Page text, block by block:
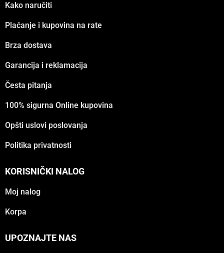
Kako naručiti
Plaćanje i kupovina na rate
Brza dostava
Garancija i reklamacija
Česta pitanja
100% sigurna Online kupovina
Opšti uslovi poslovanja
Politika privatnosti
KORISNIČKI NALOG
Moj nalog
Korpa
UPOZNAJTE NAS